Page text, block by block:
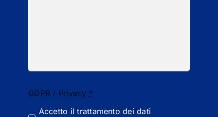
GDPR / Privacy *
Accetto iltrattamento dei dati